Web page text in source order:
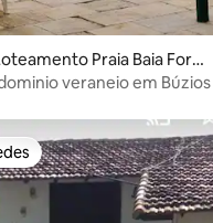
Praia Baia Form
veraneio em Búzios